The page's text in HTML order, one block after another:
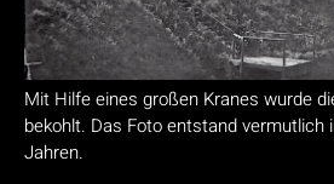
Mit Hilfe eines großen Kranes wurde
bekohlt. Das Foto entstand vermutlich
Jahren.